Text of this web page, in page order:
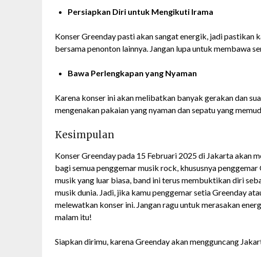
Persiapkan Diri untuk Mengikuti Irama
Konser Greenday pasti akan sangat energik, jadi pastikan
bersama penonton lainnya. Jangan lupa untuk membawa
Bawa Perlengkapan yang Nyaman
Karena konser ini akan melibatkan banyak gerakan dan
mengenakan pakaian yang nyaman dan sepatu yang
Kesimpulan
Konser Greenday pada 15 Februari 2025 di Jakarta akan
bagi semua penggemar musik rock, khususnya
musik yang luar biasa, band ini terus membuktikan diri
musik dunia. Jadi, jika kamu penggemar setia Greenday
melewatkan konser ini. Jangan ragu untuk merasakan
malam itu!
Siapkan dirimu, karena Greenday akan mengguncang